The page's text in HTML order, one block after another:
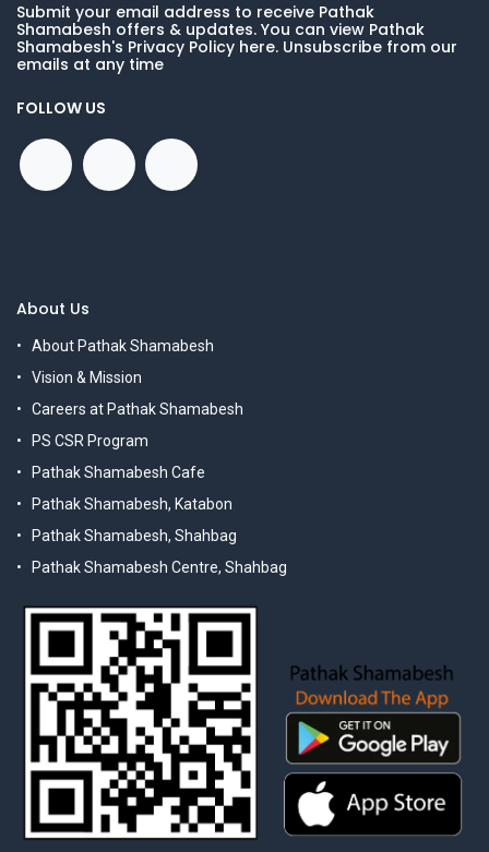
Submit your email address to receive Pathak
Shamabesh offers & updates. You can view Pathak
Shamabesh's Privacy Policy here. Unsubscribe from our
emails at any time
FOLLOW US
About Us
About Pathak Shamabesh
Vision & Mission
Careers at Pathak Shamabesh
PS CSR Program
Pathak Shamabesh Cafe
Pathak Shamabesh, Katabon
Pathak Shamabesh, Shahbag
Pathak Shamabesh Centre, Shahbag